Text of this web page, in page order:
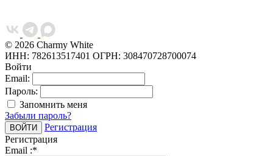
© 2026 Charmy White
ИНН: 782613517401 ОГРН: 308470728700074
Войти
Email:
Пароль:
Запомнить меня
Забыли пароль?
Регистрация
Регистрация
Email :*